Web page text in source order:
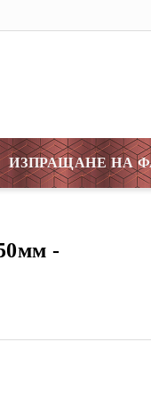
ИЗПРАЩАНЕ НА
-